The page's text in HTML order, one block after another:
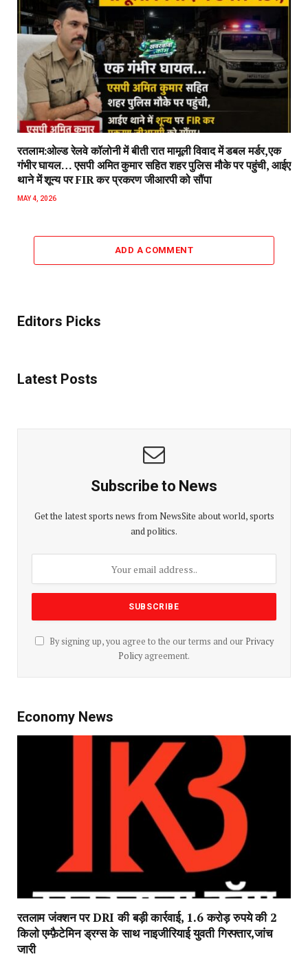
रतलाम:ओल्ड रेलवे कॉलोनी में बीती रात मामूली विवाद में डबल मर्डर,एक
गंभीर घायल… एसपी अमित कुमार सहित शहर पुलिस मौके पर पहुंची, आईए
थाने में शून्य पर FIR कर प्रकरण जीआरपी को सौंपा
MAY 4, 2026
ADD A COMMENT
Editors Picks
Latest Posts
Subscribe to News
Get the latest sports news from NewsSite about world, sports
and politics.
By signing up, you agree to the our terms and our Privacy
Policyagreement.
Economy News
रतलाम जंक्शन पर DRI की बड़ी कार्रवाई, 1.6 करोड़ रुपये की 2
किलो एम्फ़ैटेमिन ड्रग्स के साथ नाइजीरियाई युवती गिरफ्तार,जांच
जारी